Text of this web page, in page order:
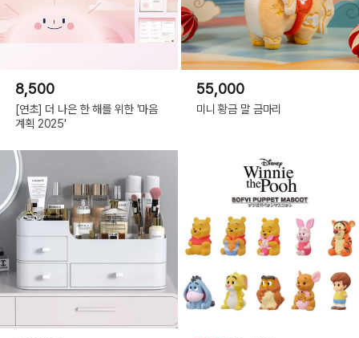
8,500
[연초] 더 나은 한 해를 위한 '마음
계획 2025'
55,000
미니 황금 말 금마리